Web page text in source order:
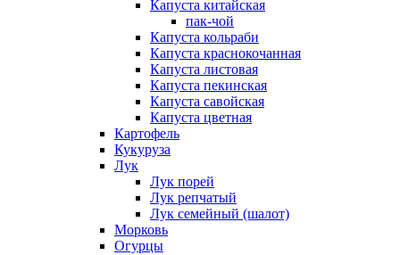
Капуста китайская
пак-чой
Капуста кольраби
Капуста краснокочанная
Капуста листовая
Капуста пекинская
Капуста савойская
Капуста цветная
Картофель
Кукуруза
Лук
Лук порей
Лук репчатый
Лук семейный (шалот)
Морковь
Огурцы